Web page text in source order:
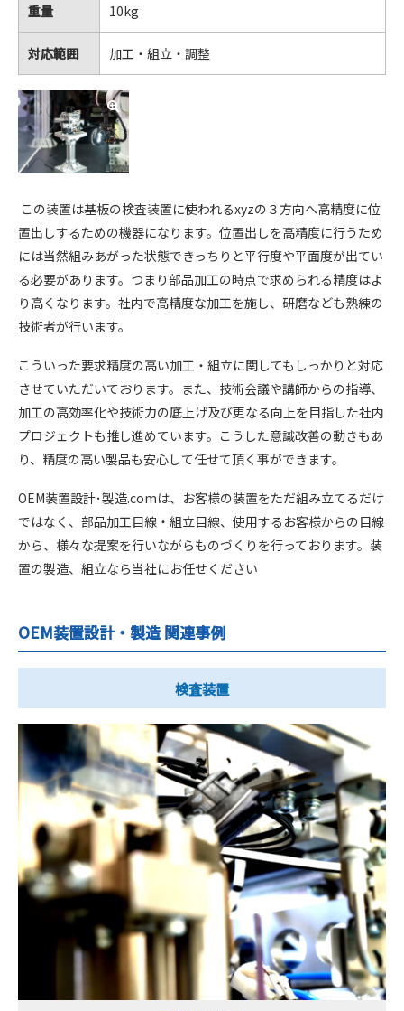
重量 10kg
対応範囲 加工・組立・調整
この装置は基板の検査装置に使われるxyzの３方向へ高精度に位
置出しするための機器になります。位置出しを高精度に行うため
には当然組みあがった状態できっちりと平行度や平面度が出てい
る必要があります。つまり部品加工の時点で求められる精度はよ
り高くなります。社内で高精度な加工を施し、研磨なども熟練の
技術者が行います。
こういった要求精度の高い加工・組立に関してもしっかりと対応
させていただいております。また、技術会議や講師からの指導、
加工の高効率化や技術力の底上げ及び更なる向上を目指した社内
プロジェクトも推し進めています。こうした意識改善の動きもあ
り、精度の高い製品も安心して任せて頂く事ができます。
OEM装置設計･製造.comは、お客様の装置をただ組み立てるだけ
ではなく、部品加工目線・組立目線、使用するお客様からの目線
から、様々な提案を行いながらものづくりを行っております。装
置の製造、組立なら当社にお任せください
OEM装置設計・製造 関連事例
検査装置